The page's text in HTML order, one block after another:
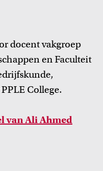
docenten
docent vakgroep
en Faculteit
College.
van Ali Ahmed